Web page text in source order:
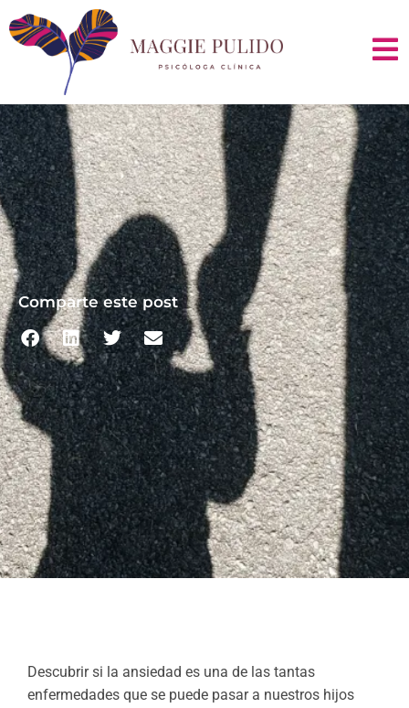
Comparte este post
Descubrir si la ansiedad es una de las tantas
enfermedades que se puede pasar a nuestros hijos